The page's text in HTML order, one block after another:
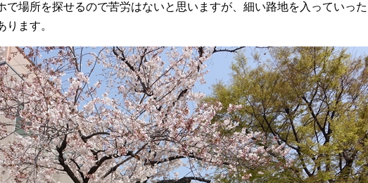
で場所を探せるので苦労はないと思いますが、細い路地を入っていった
ます。